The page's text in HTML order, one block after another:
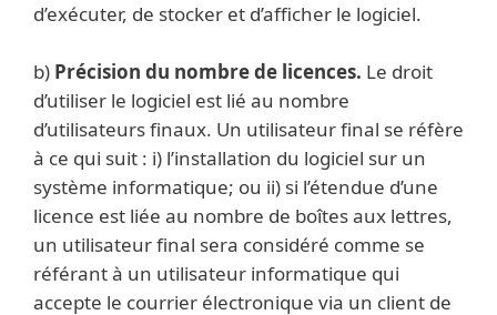
d’exécuter, de stocker et d’afficher le logiciel.
b) Précision du nombre de licences. Le droit
d’utiliser le logiciel est lié au nombre
d’utilisateurs finaux. Un utilisateur final se réfère
à ce qui suit : i) l’installation du logiciel sur un
système informatique; ou ii) si l’étendue d’une
licence est liée au nombre de boîtes aux lettres,
un utilisateur final sera considéré comme se
référant à un utilisateur informatique qui
accepte le courrier électronique via un client de